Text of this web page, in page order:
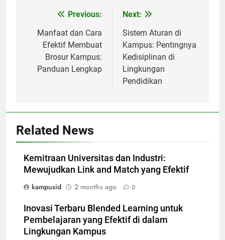
navigation
Previous:
Manfaat dan Cara
Efektif Membuat
Brosur Kampus:
Panduan Lengkap
Next:
Sistem Aturan di
Kampus: Pentingnya
Kedisiplinan di
Lingkungan
Pendidikan
Related News
Kemitraan Universitas dan Industri:
Mewujudkan Link and Match yang Efektif
kampusid
2 months ago 0
Inovasi Terbaru Blended Learning untuk
Pembelajaran yang Efektif di dalam
Lingkungan Kampus